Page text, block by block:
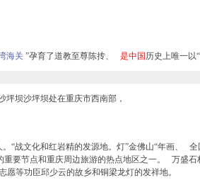
海关 ”孕育了道教至尊陈抟、 是中国 历史上唯一以“
坝沙坪坝处在重庆市西南部，
“战文化和红岩精的发源地。灯”金佛山“年画、 全
要节点和重庆周边旅游的热点地区之一。 万盛石
愿等功臣邱少云的故乡和铜梁龙灯的发祥地。